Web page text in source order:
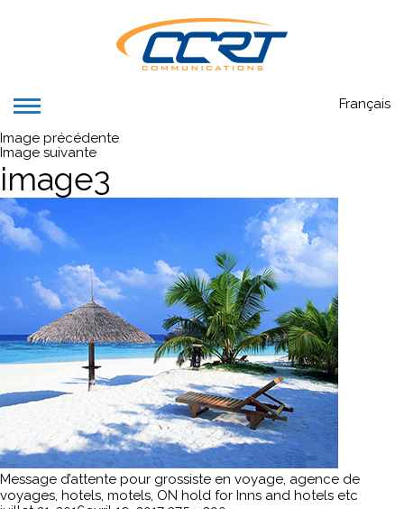
Français
Image précédente
Image suivante
image3
Message d’attente pour grossiste en voyage, agence de
voyages, hotels, motels, ON hold for Inns and hotels etc